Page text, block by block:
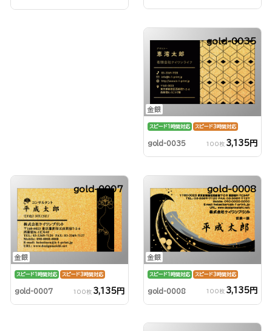
金銀
gold-0035
スピード1時間対応 スピード3時間対応
gold-0035 100枚 3,135円
金銀
gold-0007
スピード1時間対応 スピード3時間対応
gold-0007 100枚 3,135円
金銀
gold-0008
スピード1時間対応 スピード3時間対応
gold-0008 100枚 3,135円